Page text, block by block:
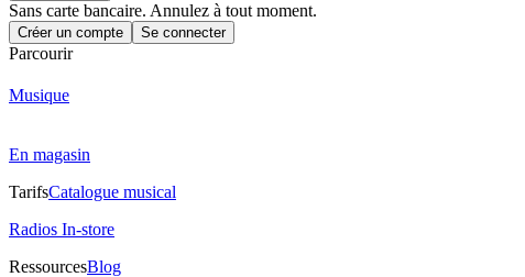
Sans carte bancaire. Annulez à tout moment.
Créer un compte Se connecter
Parcourir
Musique
En magasin
TarifsCatalogue musical
Radios In-store
RessourcesBlog